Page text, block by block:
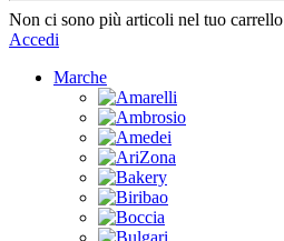
Non ci sono più articoli nel tuo carrello
Accedi
Marche